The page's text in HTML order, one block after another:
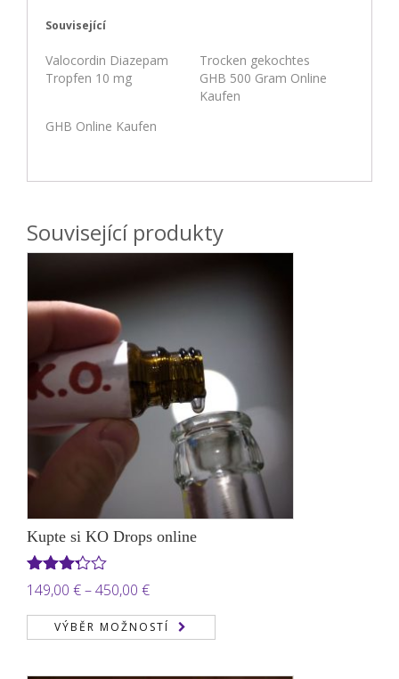
Související
Valocordin Diazepam
Tropfen 10 mg
Trocken gekochtes
GHB 500 Gram Online
Kaufen
GHB Online Kaufen
Související produkty
Kupte si KO Drops online
Hodnocení
3.22z
5
149,00 €–450,00 €Rozpětí
cen:
149,00 €
VÝBĚR MOŽNOSTÍ